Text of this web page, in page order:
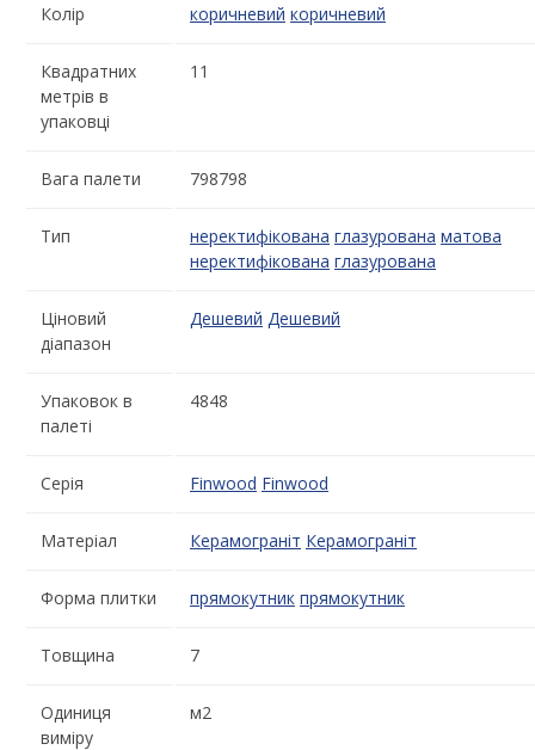
Колір коричневий коричневий
Квадратних
метрів в
упаковці
11
Вага палети 798798
Тип неректифікована глазурована матова
неректифікована глазурована
Ціновий
діапазон
Дешевий Дешевий
Упаковок в
палеті
4848
Серія Finwood Finwood
Матеріал Керамограніт Керамограніт
Форма плитки прямокутник прямокутник
Товщина 7
Одиниця
виміру
м2